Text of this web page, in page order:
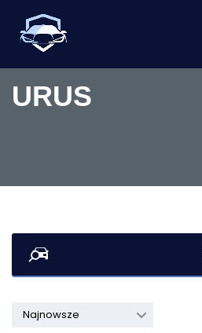
URUS
Najnowsze